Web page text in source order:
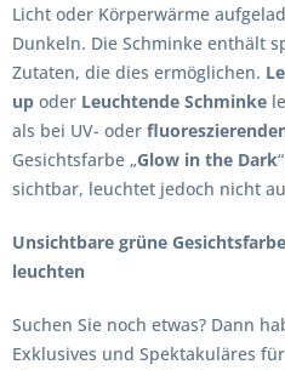
Licht oder Körperwärme
Dunkeln. Die Schminke enthält
Zutaten, die dies ermöglichen.
up oder Leuchtende Schminke
als bei UV- oder
Gesichtsfarbe „Glow in the Dark
sichtbar, leuchtet jedoch nicht
Unsichtbare grüne
leuchten
Suchen Sie noch etwas? Dann
Exklusives und Spektakuläres